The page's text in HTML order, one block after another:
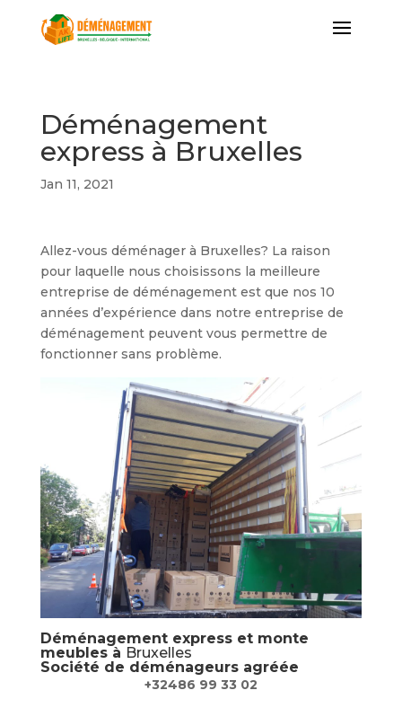
Déménagement
express à Bruxelles
Jan 11, 2021
Allez-vous déménager à Bruxelles? La raison
pour laquelle nous choisissons la meilleure
entreprise de déménagement est que nos 10
années d’expérience dans notre entreprise de
déménagement peuvent vous permettre de
fonctionner sans problème.
Déménagement express et monte
meubles à Bruxelles
Société de déménageurs agréée
+32486 99 33 02